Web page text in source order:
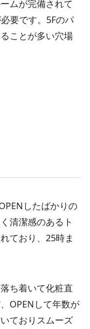
ムが完備されて
要です。5Fのパ
ことが多い穴場
したばかりの
清潔感のあるト
ており、25時ま
ち着いて化粧直
OPENして年数が
ておりスムーズ